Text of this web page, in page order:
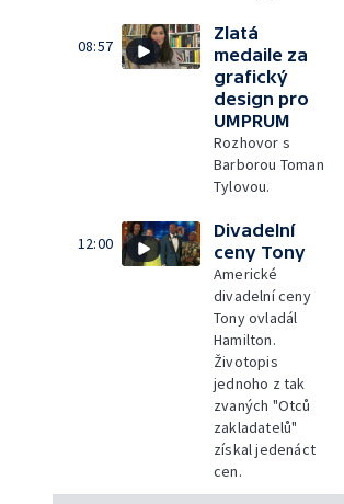
08:57
Zlatá
medaile za
grafický
design pro
UMPRUM
Rozhovor s
Barborou Toman
Tylovou.
12:00
Divadelní
ceny Tony
Americké
divadelní ceny
Tony ovladál
Hamilton.
Životopis
jednoho z tak
zvaných "Otců
zakladatelů"
získal jedenáct
cen.